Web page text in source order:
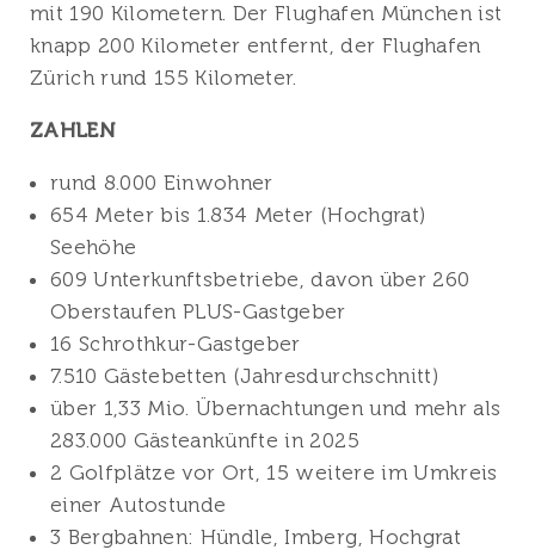
mit 190 Kilometern. Der Flughafen München ist
knapp 200 Kilometer entfernt, der Flughafen
Zürich rund 155 Kilometer.
ZAHLEN
rund 8.000 Einwohner
654 Meter bis 1.834 Meter (Hochgrat)
Seehöhe
609 Unterkunftsbetriebe, davon über 260
Oberstaufen PLUS-Gastgeber
16 Schrothkur-Gastgeber
7.510 Gästebetten (Jahresdurchschnitt)
über 1,33 Mio. Übernachtungen und mehr als
283.000 Gästeankünfte in 2025
2 Golfplätze vor Ort, 15 weitere im Umkreis
einer Autostunde
3 Bergbahnen: Hündle, Imberg, Hochgrat